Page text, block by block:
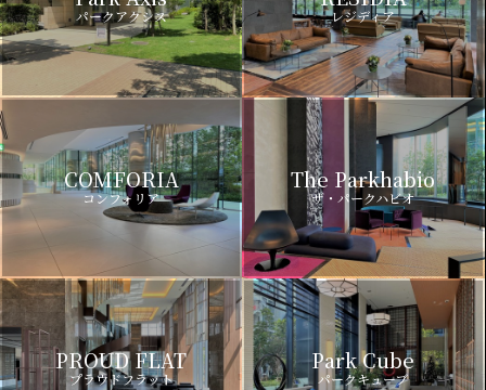
パークアクシス レジディア
COMFORIA
コンフォリア
The Parkhabio
ザ・パークハビオ
PROUD FLAT
プラウドフラット
Park Cube
パークキューブ